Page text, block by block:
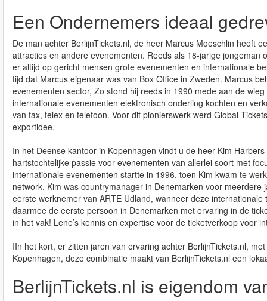
Een Ondernemers ideaal
De man achter BerlijnTickets.nl, de heer Marcus Moeschlin heeft
attracties en andere evenementen. Reeds als 18-jarige
er altijd op gericht mensen grote evenementen en internationale
tijd dat Marcus eigenaar was van Box Office in Zweden. Marcus
evenementen sector, Zo stond hij reeds in 1990 mede aan de
internationale evenementen elektronisch onderling kochten en
van fax, telex en telefoon. Voor dit pionierswerk werd Global
exportidee.
In het Deense kantoor in Kopenhagen vindt u de heer Kim
hartstochtelijke passie voor evenementen van allerlei soort met
internationale evenementen startte in 1996, toen Kim kwam te
network. Kim was countrymanager in Denemarken voor
eerste werknemer van ARTE Udland, wanneer deze
daarmee de eerste persoon in Denemarken met ervaring in de
in het vak! Lene’s kennis en expertise voor de ticketverkoop voor
IIn het kort, er zitten jaren van ervaring achter BerlijnTickets.nl,
Kopenhagen, deze combinatie maakt van BerlijnTickets.nl een
BerlijnTickets.nl is eigendom